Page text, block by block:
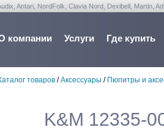
Antari, NordFolk, Clavia Nord, Dexibell, Martin,
компании Услуги Где купить
товаров /Аксессуары / Пюпитры и
K&M 12335-